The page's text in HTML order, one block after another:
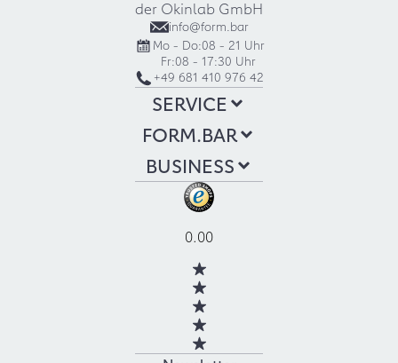
der Okinlab GmbH
info@form.bar
Mo - Do:08 - 21 Uhr
Fr:08 - 17:30 Uhr
+49 681 410 976 42
SERVICE
FORM.BAR
BUSINESS
0.00